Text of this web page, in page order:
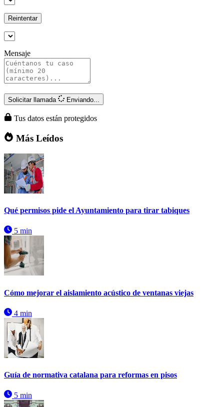
Reintentar
Mensaje
Solicitar llamada Enviando...
Tus datos están protegidos
Más Leídos
Qué permisos pide el Ayuntamiento para tirar tabiques
5 min
Cómo mejorar el aislamiento acústico de ventanas viejas
4 min
Guía de normativa catalana para reformas en pisos
5 min